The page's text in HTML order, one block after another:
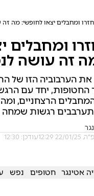
ומחבלים יצאו לחופשי: מה זה
ומחבלים
זה עושה
הערבוביה הזו של
יחד עם
הרצחניים,
רגשות שמחה
עודכן: 12:30
אטינגר חטופים נפש